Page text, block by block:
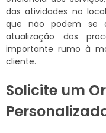
das atividades no
que não podem se
atualização dos
importante rumo à
cliente.
Solicite um